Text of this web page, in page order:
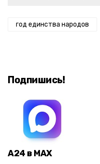
год единства народов
Подпишись!
А24 в MAX